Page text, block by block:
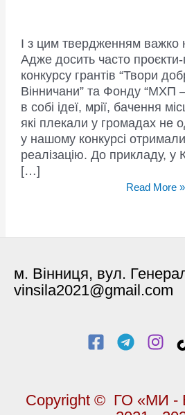
І з цим твердженням важко
Адже досить часто
конкурсу грантів “Твори
Вінничани” та Фонду “МХП
в собі ідеї, мрії, бачення
які плекали у громадах не
у нашому конкурсі
реалізацію. До прикладу, у
[…]
“Твори
втілювати
життя
Read More »
м. Вінниця, вул.
vinsila2021@gmail.com
Copyright © ГО «МИ